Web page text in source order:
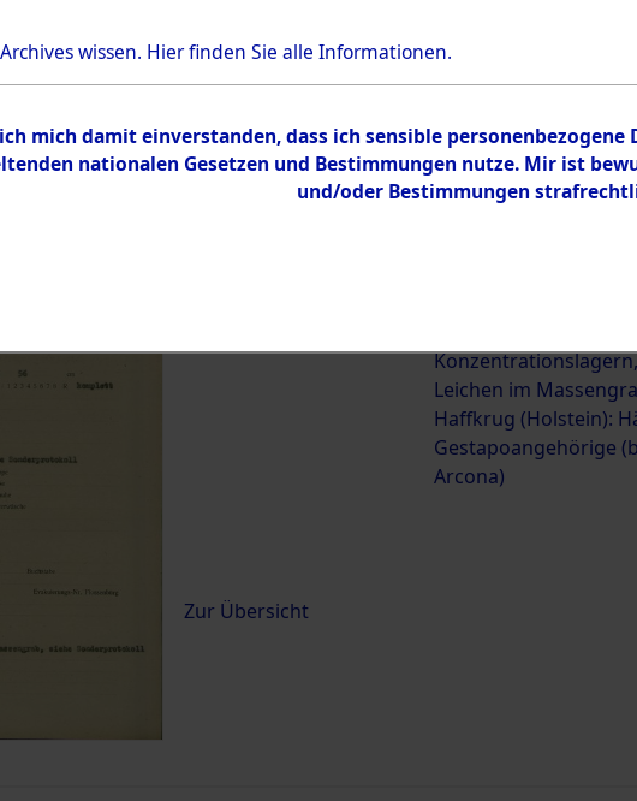
(betrifft die Opfer der
0002 (84623201)→0041
Exhumierung und
Leichen im
Haffkrug (Holstein):
Gestapoangehörige
Arcona)
Zur Übersicht
wissen. Hierfinden Sie alle Informationen.
mich damit einverstanden, dass ich sensible
nationalen Gesetzen und Bestimmungen nutze. Mir ist
und/oder Bestimmungen